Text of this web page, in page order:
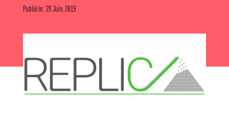
Publié le : 28 Juin, 2019